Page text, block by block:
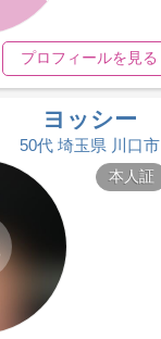
プロフィールを見る
ヨッシー
50代 埼玉県 川口市
本人証